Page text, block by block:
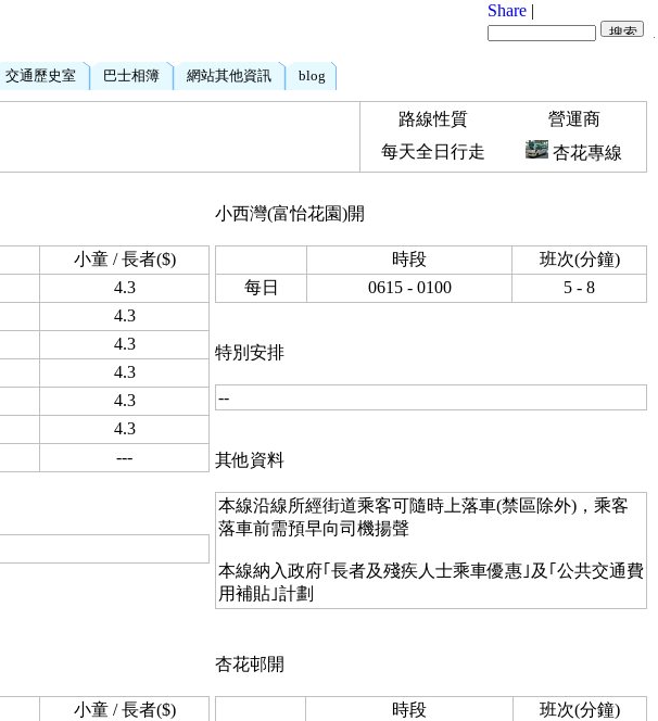
Share |
交通歷史室 巴士相簿 網站其他資訊 blog
路線性質
營運商
每天全日行走
杏花專線
小童 / 長者($)
4.3
4.3
4.3
4.3
4.3
4.3
---
小西灣(富怡花園)開
時段
班次(分鐘)
每日
0615 - 0100 5 - 8
特別安排
--
其他資料
本線沿線所經街道乘客可隨時上落車(禁區除外)，乘客
落車前需預早向司機揚聲
本線納入政府｢長者及殘疾人士乘車優惠｣及｢公共交通費
用補貼｣計劃
小童 / 長者($)
杏花邨開
時段
班次(分鐘)